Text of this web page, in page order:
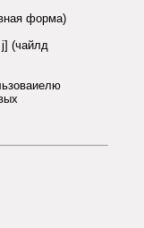
форма)
(чайлд